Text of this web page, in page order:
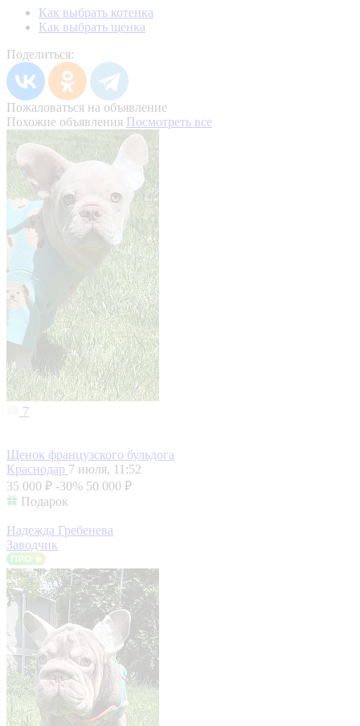
Как выбрать котенка
Как выбрать щенка
Поделиться:
Пожаловаться на объявление
Похожие объявления Посмотреть все
7
Щенок французского бульдога
Краснодар 7 июля, 11:52
35 000 ₽ -30% 50 000 ₽
Подарок
Надежда Гребенева
Заводчик